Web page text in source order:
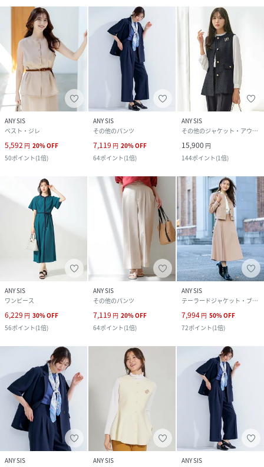
ANY SIS
ベスト・ジレ
5,592 円 20%OFF
50ポイント(1倍)
ANY SIS
その他のパンツ
7,119 円 20%OFF
64ポイント(1倍)
ANY SIS
その他のジャケット・アウター
15,900 円
144ポイント(1倍)
ANY SIS
ワンピース
6,229 円 30%OFF
56ポイント(1倍)
ANY SIS
その他のパンツ
7,119 円 20%OFF
64ポイント(1倍)
ANY SIS
テーラードジャケット・ブレザー
7,994 円 50%OFF
72ポイント(1倍)
ANY SIS
ANY SIS
ANY SIS